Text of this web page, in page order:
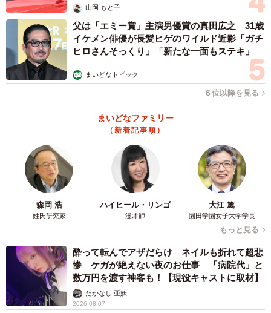
山岡 もと子
父は「エミー賞」主演男優賞の真田広之 31歳
イケメン俳優が長髪ヒゲのワイルド近影「ガチ
ヒロさんそっくり」「新たな一面もステキ」
まいどなトピック
６位以降を見る
まいどなファミリー
（新着記事順）
森岡 浩
姓氏研究家
ハイヒール・リンゴ
漫才師
大江 篤
園田学園女子大学学長
もっと見る
酔って転んでアザだらけ ネイルも折れて超悲
惨 ケガが絶えない夜のお仕事 「病院代」と
数万円を渡す神客も！【現役キャストに取材】
たかなし 亜妖
2026.08.07